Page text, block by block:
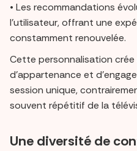
• Les recommandations
l’utilisateur, offrant une
constamment renouvelée.
Cette personnalisation
d’appartenance et
session unique,
souvent répétitif de la
Une diversité de